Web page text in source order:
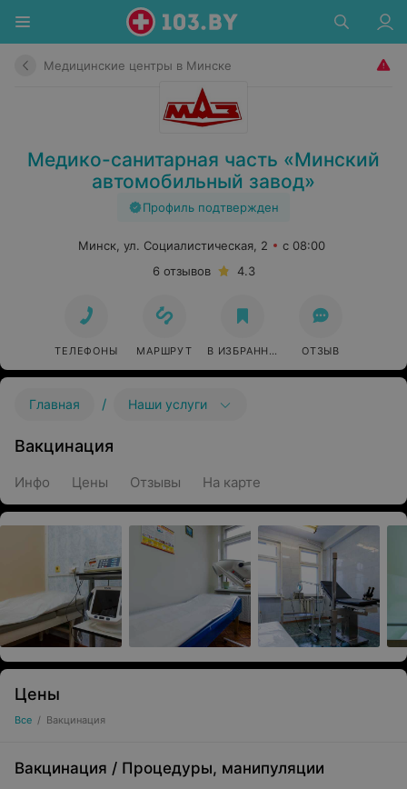
Медицинские центры в Минске
Медико-санитарная часть «Минский
автомобильный завод»
Профиль подтвержден
Минск, ул. Социалистическая, 2
с 08:00
6 отзывов
4.3
ТЕЛЕФОНЫ МАРШРУТ В ИЗБРАННОЕ ОТЗЫВ
Главная / Наши услуги
Вакцинация
Инфо Цены Отзывы На карте
Цены
Все / Вакцинация
Вакцинация / Процедуры, манипуляции